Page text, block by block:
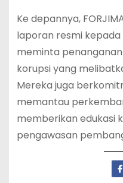
Ke depannya,
laporan resmi
meminta
korupsi yang
Mereka juga
memantau
memberikan edukasi
pengawasan